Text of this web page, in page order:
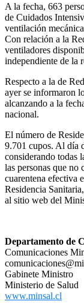
A la fecha, 663
de Cuidados
ventilación
Con relación a la
ventiladores
independiente de la
Respecto a la de
ayer se informaron
alcanzando a la
nacional.
El número de
9.701 cupos. Al día
considerando todas
las personas que no
cuarentena efectiva
Residencia
al sitio web del
Departamento de
Comunicaciones
Gabinete Ministro
Ministerio de Salud
www.minsal.cl